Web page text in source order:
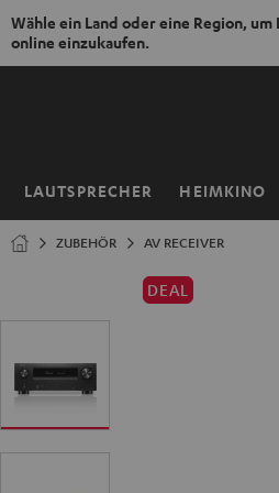
Wähle ein Land oder eine Region,
online einzukaufen.
ZUM
LAUTSPRECHER HEIMKINO
Startseite
ZUBEHÖR AV RECEIVER
DEAL